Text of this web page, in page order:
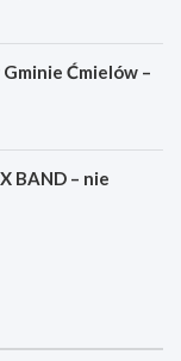
Ćmielów –
BAND – nie